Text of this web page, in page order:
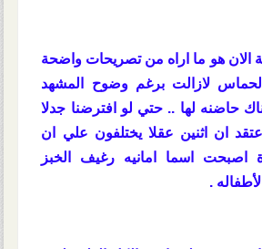
الان هو ما اراه من تصريحات واضحة
لازالت برغم وضوح المشهد
حاضنه لها .. حتي لو افترضنا جدلا
ان اثنين عقلا يختلفون علي ان
اصبحت اسما امانيه رغيف الخبز
.